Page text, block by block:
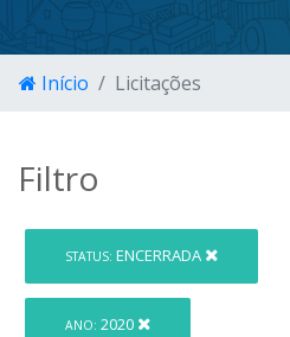
Início Licitações
Filtro
STATUS: ENCERRADA
ANO: 2020